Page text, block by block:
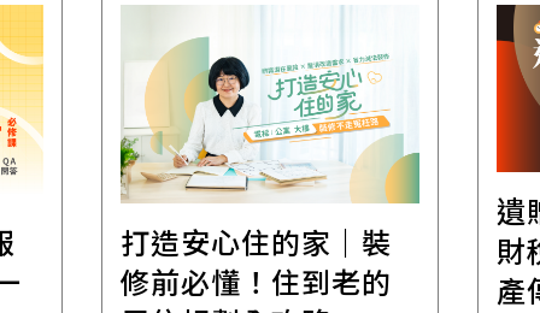
遺贈稅規劃直播課│
財稅專家親授，讓資
產傳承更有效率
百
經